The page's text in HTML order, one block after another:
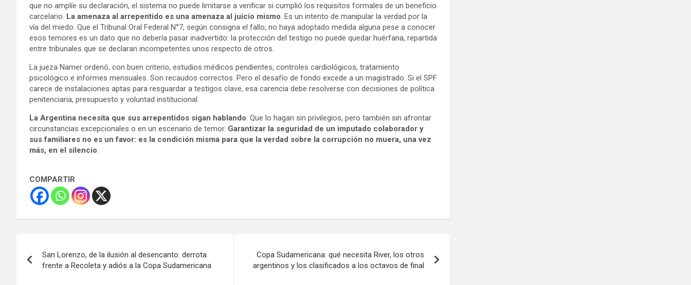
que no amplíe su declaración, el sistema no puede limitarse a verificar si cumplió los requisitos formales de un beneficio
carcelario. La amenaza al arrepentido es una amenaza al juicio mismo. Es un intento de manipular la verdad por la
vía del miedo. Que el Tribunal Oral Federal N°7, según consigna el fallo, no haya adoptado medida alguna pese a conocer
esos temores es un dato que no debería pasar inadvertido: la protección del testigo no puede quedar huérfana, repartida
entre tribunales que se declaran incompetentes unos respecto de otros.
La jueza Namer ordenó, con buen criterio, estudios médicos pendientes, controles cardiológicos, tratamiento
psicológico e informes mensuales. Son recaudos correctos. Pero el desafío de fondo excede a un magistrado. Si el SPF
carece de instalaciones aptas para resguardar a testigos clave, esa carencia debe resolverse con decisiones de política
penitenciaria, presupuesto y voluntad institucional.
La Argentina necesita que sus arrepentidos sigan hablando. Que lo hagan sin privilegios, pero también sin afrontar
circunstancias excepcionales o en un escenario de temor. Garantizar la seguridad de un imputado colaborador y
sus familiares no es un favor: es la condición misma para que la verdad sobre la corrupción no muera, una vez
más, en el silencio.
COMPARTIR
de
San Lorenzo, de la ilusión al desencanto: derrota
frente a Recoleta y adiós a la Copa Sudamericana
Copa Sudamericana: qué necesita River, los otros
argentinos y los clasificados a los octavos de final